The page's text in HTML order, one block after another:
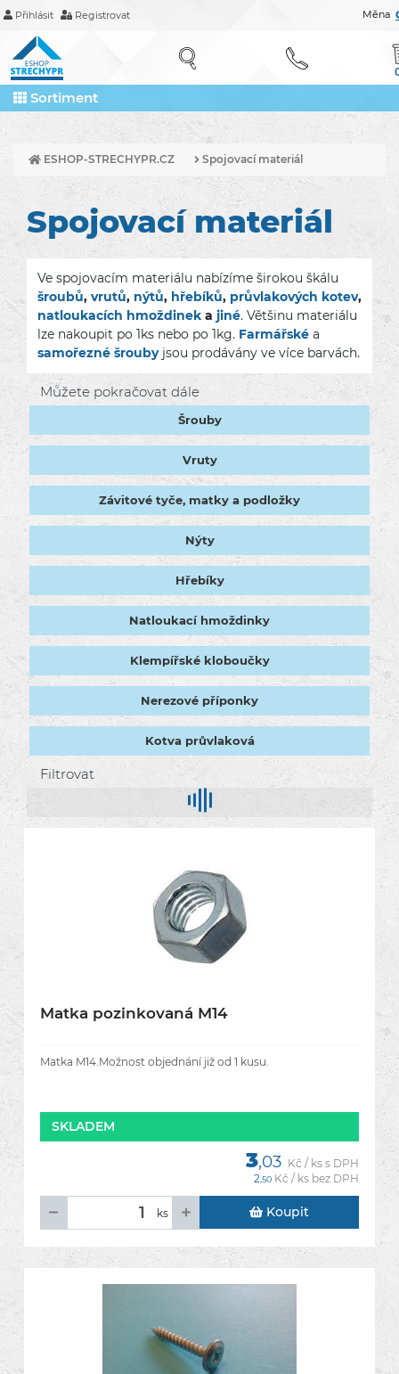
Přihlásit Registrovat Měna
Sortiment
ESHOP-STRECHYPR.CZ Spojovací materiál
Spojovací materiál
Ve spojovacím materiálu nabízíme širokou škálu
šroubů, vrutů, nýtů, hřebíků, průvlakových kotev,
natloukacích hmoždinek a jiné. Většinu materiálu
lze nakoupit po 1ks nebo po 1kg. Farmářské a
samořezné šroubyjsou prodávány ve více barvách.
Můžete pokračovat dále
Šrouby
Vruty
Závitové tyče, matky a podložky
Nýty
Hřebíky
Natloukací hmoždinky
Klempířské kloboučky
Nerezové příponky
Kotva průvlaková
Filtrovat
Matka pozinkovaná M14
Matka M14.Možnost objednání již od 1 kusu.
SKLADEM
3,03 Kč / ks s DPH
2,50 Kč / ks bez DPH
ks Koupit